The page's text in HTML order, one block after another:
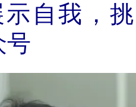
自我，
号